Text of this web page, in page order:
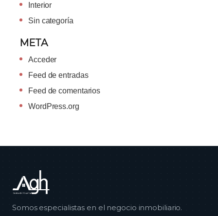
Interior
Sin categoría
META
Acceder
Feed de entradas
Feed de comentarios
WordPress.org
Somos especialistas en el negocio inmobiliario.